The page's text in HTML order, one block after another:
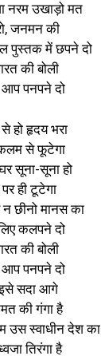
नरम उखाड़ो मत
जनमन की
पुस्तक में छपने दो
की बोली
पनपने दो
हो हृदय भरा
से फूटेगा
सूना-सूना हो
ही टूटेगा
छीनो मानस का
कलपने दो
की बोली
पनपने दो
सदा आगे
की गंगा है
उस स्वाधीन देश का
तिरंगा है